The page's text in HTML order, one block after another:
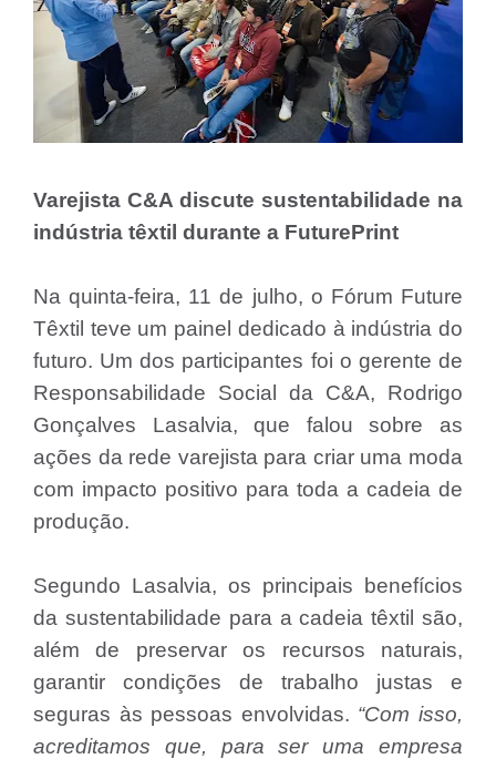
Varejista C&A discute sustentabilidade na
indústria têxtil durante a FuturePrint
Na quinta-feira, 11 de julho, o Fórum Future
Têxtil teve um painel dedicado à indústria do
futuro. Um dos participantes foi o gerente de
Responsabilidade Social da C&A, Rodrigo
Gonçalves Lasalvia, que falou sobre as
ações da rede varejista para criar uma moda
com impacto positivo para toda a cadeia de
produção.
Segundo Lasalvia, os principais benefícios
da sustentabilidade para a cadeia têxtil são,
além de preservar os recursos naturais,
garantir condições de trabalho justas e
seguras às pessoas envolvidas. “Com isso,
acreditamos que, para ser uma empresa